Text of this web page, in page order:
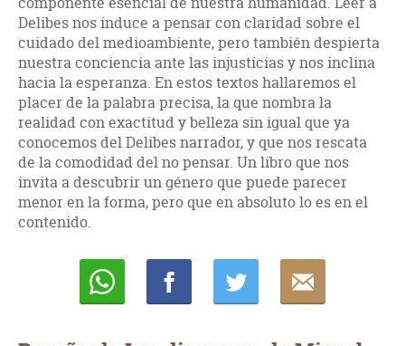
Delibes nos induce a pensar con claridad sobre el
cuidado del medioambiente, pero también despierta
nuestra conciencia ante las injusticias y nos inclina
hacia la esperanza. En estos textos hallaremos el
placer de la palabra precisa, la que nombra la
realidad con exactitud y belleza sin igual que ya
conocemos del Delibes narrador, y que nos rescata
de la comodidad del no pensar. Un libro que nos
invita a descubrir un género que puede parecer
menor en la forma, pero que en absoluto lo es en el
contenido.